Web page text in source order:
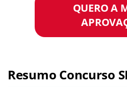
QUERO A
Resumo Concurso